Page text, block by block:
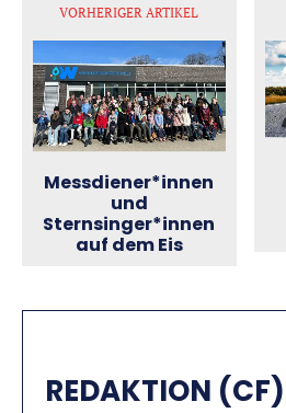
VORHERIGER ARTIKEL
Messdiener*innen
und
Sternsinger*innen
auf dem Eis
REDAKTION (CF)